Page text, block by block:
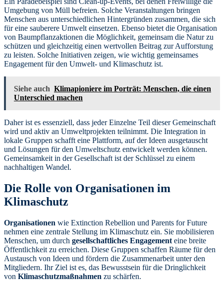
Umgebung von Müll befreien. Solche Veranstaltungen bringen
Menschen aus unterschiedlichen Hintergründen zusammen, die sich
für eine sauberere Umwelt einsetzen. Ebenso bietet die Organisation
von Baumpflanzaktionen die Möglichkeit, gemeinsam die Natur zu
schützen und gleichzeitig einen wertvollen Beitrag zur Aufforstung
zu leisten. Solche Initiativen zeigen, wie wichtig gemeinsames
Engagement für den Umwelt- und Klimaschutz ist.
Siehe auch Klimapioniere im Porträt: Menschen, die einen
Unterschied machen
Daher ist es essenziell, dass jeder Einzelne Teil dieser Gemeinschaft
wird und aktiv an Umweltprojekten teilnimmt. Die Integration in
lokale Gruppen schafft eine Plattform, auf der Ideen ausgetauscht
und Lösungen für den Umweltschutz entwickelt werden können.
Gemeinsamkeit in der Gesellschaft ist der Schlüssel zu einem
nachhaltigen Wandel.
Die Rolle von Organisationen im
Klimaschutz
Organisationen wie Extinction Rebellion und Parents for Future
nehmen eine zentrale Stellung im Klimaschutz ein. Sie mobilisieren
Menschen, um durch gesellschaftliches Engagement eine breite
Öffentlichkeit zu erreichen. Diese Gruppen schaffen Räume für den
Austausch von Ideen und fördern die Zusammenarbeit unter den
Mitgliedern. Ihr Ziel ist es, das Bewusstsein für die Dringlichkeit
von Klimaschutzmaßnahmen zu schärfen.